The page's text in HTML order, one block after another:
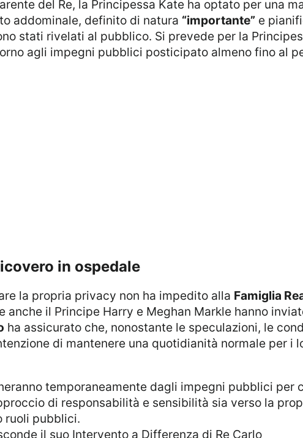
addominale, definito di natura “importante” e
stati rivelati al pubblico. Si prevede per la
agli impegni pubblici posticipato almeno fino al
in ospedale
la propria privacy non ha impedito alla Famiglia
anche il Principe Harry e Meghan Markle hanno
ha assicurato che, nonostante le speculazioni, le
di mantenere una quotidianità normale per i
di responsabilità e sensibilità sia verso la
ruoli pubblici.